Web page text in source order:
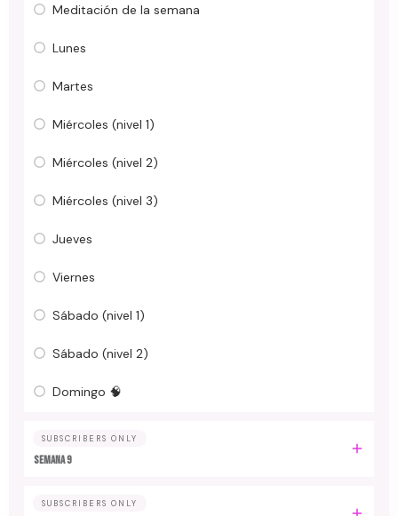
Meditación de la semana
Lunes
Martes
Miércoles (nivel 1)
Miércoles (nivel 2)
Miércoles (nivel 3)
Jueves
Viernes
Sábado (nivel 1)
Sábado (nivel 2)
Domingo 🧠
SUBSCRIBERS ONLY
Semana 9
SUBSCRIBERS ONLY